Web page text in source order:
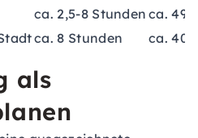
ca. 2,5-8 Stunden ca. 49-
ca. 8 Stunden ca. 40-
als